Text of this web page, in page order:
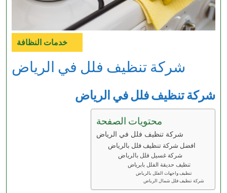
خدمات النظافة
Category
شركة تنظيف فلل في الرياض
شركة تنظيف فلل في الرياض
محتويات الصفحة
شركة تنظيف فلل في الرياض
افضل شركة تنظيف فلل بالرياض
شركة غسيل فلل بالرياض
تنظيف حديقة الفلل بابرياض
تنظيف واجهات الفلل بالرياض
شركة تنظيف فلل شمال الرياض